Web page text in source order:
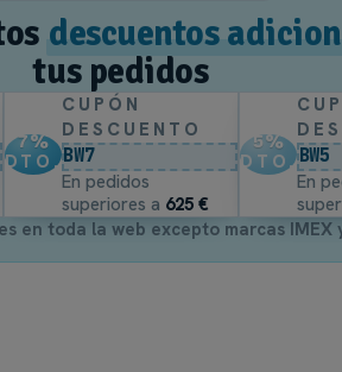
100 cm en aluminio.
para desniveles.
medida del panel.
descuentos
tus pedidos
7%
DTO.
CUPÓN
DESCUENTO
BW7
En pedidos
superiores a 625 €
5%
DTO.BW5
En
en toda la web excepto marcas IMEX